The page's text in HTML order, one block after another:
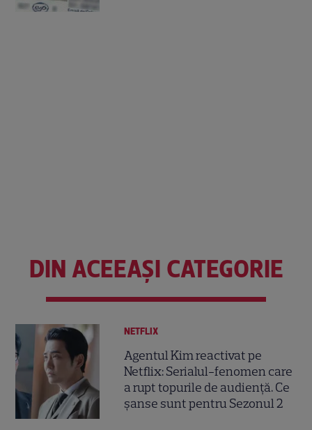
DIN ACEEAȘI CATEGORIE
NETFLIX
Agentul Kim reactivat pe
Netflix: Serialul-fenomen care
a rupt topurile de audiență. Ce
șanse sunt pentru Sezonul 2